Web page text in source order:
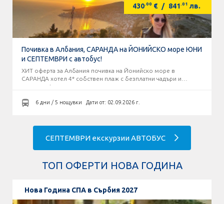
430.00 € / 841.01 лв.
Почивка в Албания, САРАНДА на ЙОНИЙСКО море ЮНИ
и СЕПТЕМВРИ с автобус!
ХИТ оферта за Албания почивка на Йонийско море в
САРАНДА хотел 4* собствен плаж с безплатни чадъри и
шезлонги!
6 дни / 5 нощувки Дати от: 02.09.2026 г.
СЕПТЕМВРИ екскурзии АВТОБУС
ТОП ОФЕРТИ НОВА ГОДИНА
Нова Година СПА в Сърбия 2027